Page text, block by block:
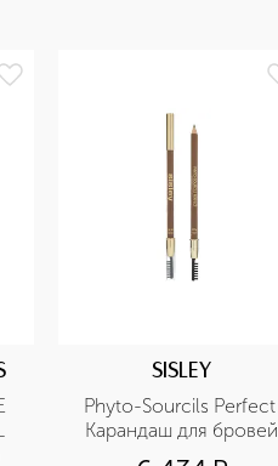
SISLEY
Phyto-Sourcils Perfect
Карандаш для бровей